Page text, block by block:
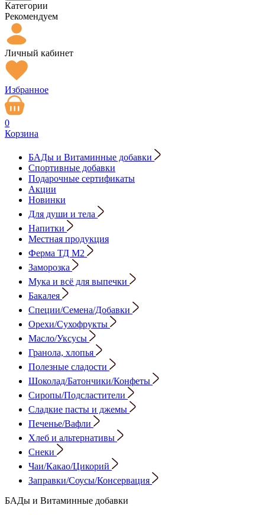
Категории
Рекомендуем
Личный кабинет
Избранное
0
Корзина
БАДы и Витаминные добавки
Спортивные добавки
Подарочные сертификаты
Акции
Новинки
Для души и тела
Напитки
Местная продукция
Ферма ТД М2
Заморозка
Мука и всё для выпечки
Бакалея
Специи/Семена/Добавки
Орехи/Сухофрукты
Масло/Уксусы
Гранола, хлопья
Полезные сладости
Шоколад/Батончики/Конфеты
Сиропы/Подсластители
Сладкие пасты и джемы
Печенье/Вафли
Хлеб и альтернативы
Снеки
Чаи/Какао/Цикорий
Заправки/Соусы/Консервация
БАДы и Витаминные добавки